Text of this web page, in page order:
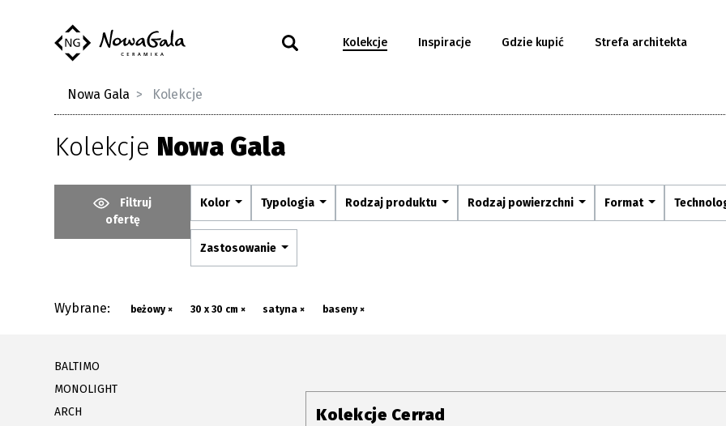
Kolekcje Inspiracje Gdzie kupić Strefa architekta
Nowa Gala Kolekcje
Kolekcje Nowa Gala
Filtruj
ofertę
Kolor Typologia Rodzaj produktu Rodzaj powierzchni Format
Zastosowanie
Wybrane: beżowy × 30 x 30 cm × satyna × baseny ×
BALTIMO
MONOLIGHT
ARCH
Kolekcje Cerrad